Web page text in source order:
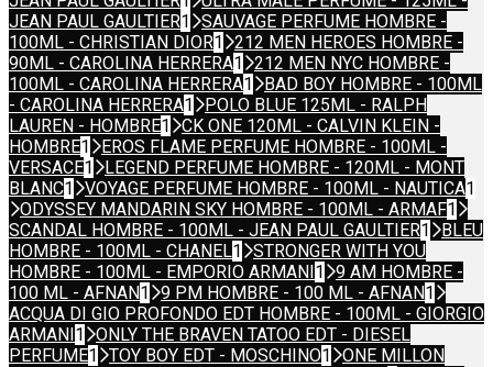
JEAN PAUL GAULTIER1
SAUVAGE PERFUME HOMBRE -
100ML - CHRISTIAN DIOR1
212 MEN HEROES HOMBRE -
90ML - CAROLINA HERRERA1
212 MEN NYC HOMBRE -
100ML - CAROLINA HERRERA1
BAD BOY HOMBRE - 100ML
- CAROLINA HERRERA1
POLO BLUE 125ML - RALPH
LAUREN - HOMBRE1
CK ONE 120ML - CALVIN KLEIN -
HOMBRE1
EROS FLAME PERFUME HOMBRE - 100ML -
VERSACE1
LEGEND PERFUME HOMBRE - 120ML - MONT
BLANC1 VOYAGE PERFUME HOMBRE - 100ML - NAUTICA1
ODYSSEY MANDARIN SKY HOMBRE - 100ML - ARMAF1
SCANDAL HOMBRE - 100ML - JEAN PAUL GAULTIER1
BLEU
HOMBRE - 100ML - CHANEL1
STRONGER WITH YOU
HOMBRE - 100ML - EMPORIO ARMANI 1
9 AM HOMBRE -
100 ML - AFNAN1 9 PM HOMBRE - 100 ML - AFNAN1
ACQUA DI GIO PROFONDO EDT HOMBRE - 100ML - GIORGIO
ARMANI 1
ONLY THE BRAVEN TATOO EDT - DIESEL
PERFUME1 TOY BOY EDT - MOSCHINO1
ONE MILLON